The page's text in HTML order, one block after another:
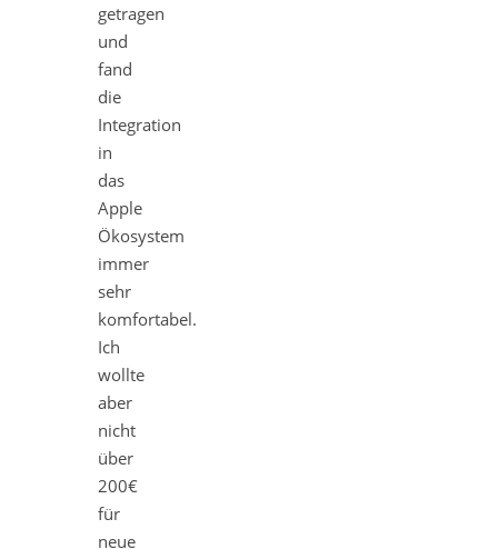
getragen
und
fand
die
Integration
in
das
Apple
Ökosystem
immer
sehr
komfortabel.
Ich
wollte
aber
nicht
über
200€
für
neue